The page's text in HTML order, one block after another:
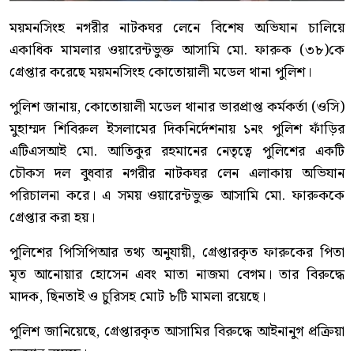
ময়মনসিংহ নগরীর নাটকঘর লেনে বিশেষ অভিযান চালিয়ে
একাধিক মামলার ওয়ারেন্টভুক্ত আসামি মো. ফারুক (৩৮)কে
গ্রেপ্তার করেছে ময়মনসিংহ কোতোয়ালী মডেল থানা পুলিশ।
পুলিশ জানায়, কোতোয়ালী মডেল থানার ভারপ্রাপ্ত কর্মকর্তা (ওসি)
মুহাম্মদ শিবিরুল ইসলামের দিকনির্দেশনায় ১নং পুলিশ ফাঁড়ির
এটিএসআই মো. আতিকুর রহমানের নেতৃত্বে পুলিশের একটি
চৌকস দল বুধবার নগরীর নাটকঘর লেন এলাকায় অভিযান
পরিচালনা করে। এ সময় ওয়ারেন্টভুক্ত আসামি মো. ফারুককে
গ্রেপ্তার করা হয়।
পুলিশের পিসিপিআর তথ্য অনুযায়ী, গ্রেপ্তারকৃত ফারুকের পিতা
মৃত আনোয়ার হোসেন এবং মাতা নাজমা বেগম। তার বিরুদ্ধে
মাদক, ছিনতাই ও চুরিসহ মোট ৮টি মামলা রয়েছে।
পুলিশ জানিয়েছে, গ্রেপ্তারকৃত আসামির বিরুদ্ধে আইনানুগ প্রক্রিয়া